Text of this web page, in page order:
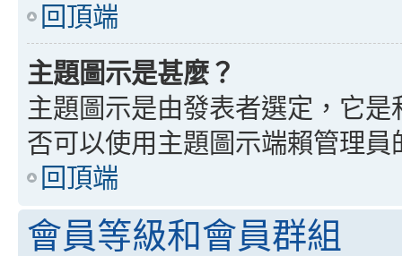
回頂端
主題圖示是甚麼？
主題圖示是由發表者選定，它
否可以使用主題圖示端賴管理員
回頂端
會員等級和會員群組